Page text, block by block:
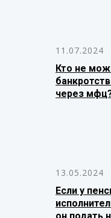
11.07.2024
Кто не
через
13.05.2024
Если у